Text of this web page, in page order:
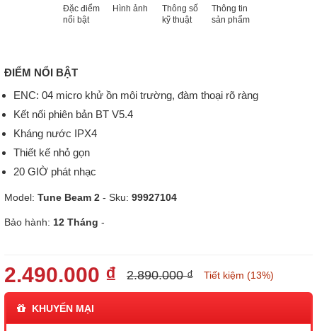
Đặc điểm
nổi bật
Hình ảnh
Thông số
kỹ thuật
Thông tin
sản phẩm
ĐIỂM NỔI BẬT
ENC: 04 micro khử ồn môi trường, đàm thoại rõ ràng
Kết nối phiên bản BT V5.4
Kháng nước IPX4
Thiết kế nhỏ gọn
20 GIỜ phát nhạc
Model: Tune Beam 2 - Sku: 99927104
Bảo hành: 12 Tháng -
2.490.000 ₫ 2.890.000 ₫ Tiết kiệm (13%)
KHUYẾN MẠI